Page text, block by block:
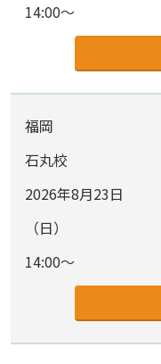
14:00～
福岡
石丸校
2026年8月23日
（日）
14:00～